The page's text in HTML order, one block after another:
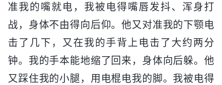
准我的嘴就电，我被电得嘴唇发抖、浑身打
战，身体不由得向后仰。他又对准我的下颚电
击了几下，又在我的手背上电击了大约两分
钟。我的手本能地缩了回来，身体向后躲。他
又踩住我的小腿，用电棍电我的脚。我被电得